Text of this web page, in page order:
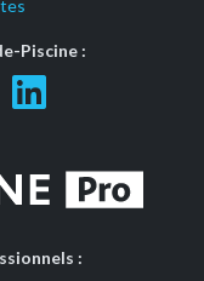
Piscine :
: